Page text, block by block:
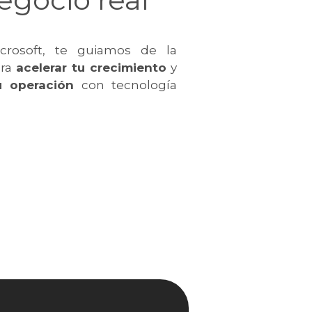
te guiamos de la
acelerar tu crecimiento y
operación con tecnología